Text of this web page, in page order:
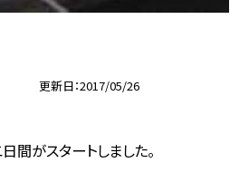
更新日 2017/05/26
間がスタートしました。